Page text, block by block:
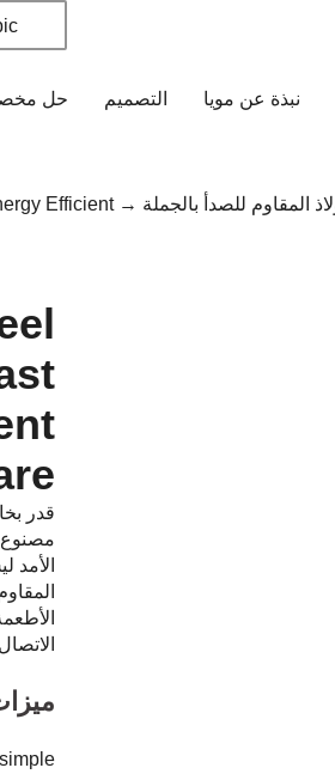
Arabic
حل التصميم نبذة عن مويا
المقاوم للصدأ بالجملة
Efficient
قدر
مصنوع